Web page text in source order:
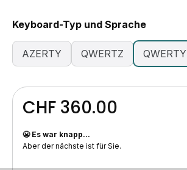
Keyboard-Typ und Sprache
AZERTY QWERTZ QWERTY
CHF 360.00
😬 Es war knapp...
Aber der nächste ist für Sie.